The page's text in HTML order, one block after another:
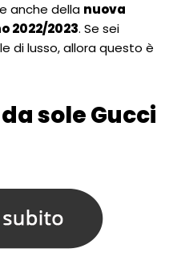
anche della nuova
2022/2023. Se sei
di lusso, allora questo è
sole Gucci